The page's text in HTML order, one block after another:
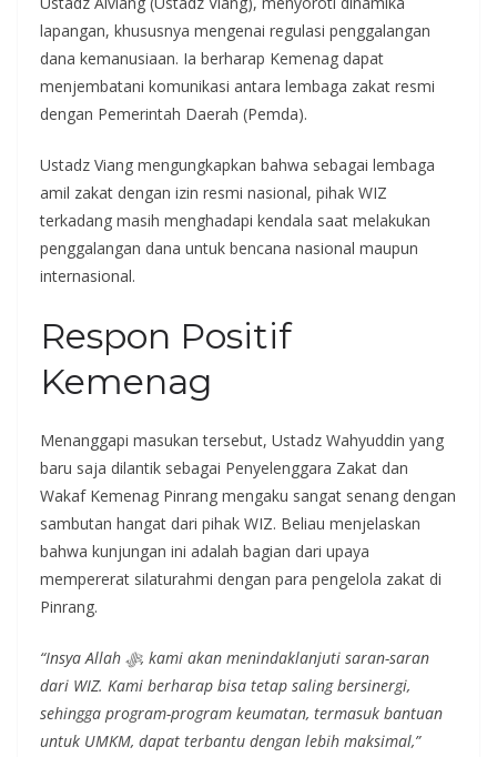
lapangan, khususnya mengenai regulasi penggalangan
dana kemanusiaan. Ia berharap Kemenag dapat
menjembatani komunikasi antara lembaga zakat resmi
dengan Pemerintah Daerah (Pemda).
Ustadz Viang mengungkapkan bahwa sebagai lembaga
amil zakat dengan izin resmi nasional, pihak WIZ
terkadang masih menghadapi kendala saat melakukan
penggalangan dana untuk bencana nasional maupun
internasional.
Respon Positif
Kemenag
Menanggapi masukan tersebut, Ustadz Wahyuddin yang
baru saja dilantik sebagai Penyelenggara Zakat dan
Wakaf Kemenag Pinrang mengaku sangat senang dengan
sambutan hangat dari pihak WIZ. Beliau menjelaskan
bahwa kunjungan ini adalah bagian dari upaya
mempererat silaturahmi dengan para pengelola zakat di
Pinrang.
“Insya Allah ﷻ, kami akan menindaklanjuti saran-saran
dari WIZ. Kami berharap bisa tetap saling bersinergi,
sehingga program-program keumatan, termasuk bantuan
untuk UMKM, dapat terbantu dengan lebih maksimal,”